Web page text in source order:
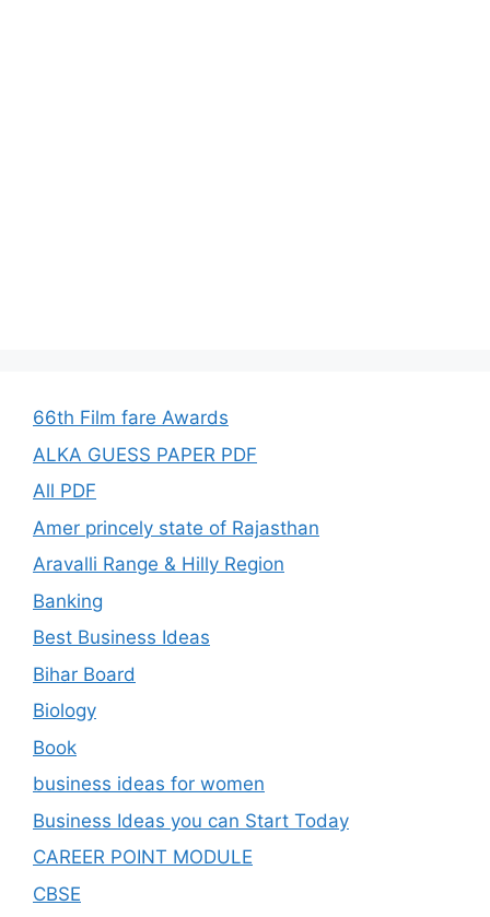
66th Film fare Awards
ALKA GUESS PAPER PDF
All PDF
Amer princely state of Rajasthan
Aravalli Range & Hilly Region
Banking
Best Business Ideas
Bihar Board
Biology
Book
business ideas for women
Business Ideas you can Start Today
CAREER POINT MODULE
CBSE